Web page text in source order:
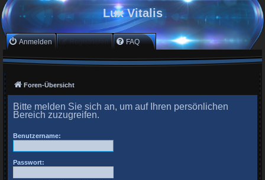
Lux Vitalis
Anmelden Registrieren FAQ
Foren-Übersicht
Bitte melden Sie sich an, um auf Ihren persönlichen
Bereich zuzugreifen.
Benutzername:
Passwort: